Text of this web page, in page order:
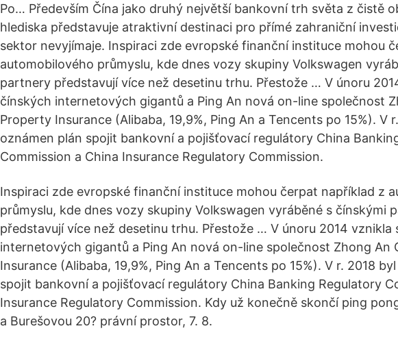
Po… Především Čína jako druhý největší bankovní trh světa z čistě
hlediska představuje atraktivní destinaci pro přímé zahraniční
sektor nevyjímaje. Inspiraci zde evropské finanční instituce mohou
automobilového průmyslu, kde dnes vozy skupiny Volkswagen
partnery představují více než desetinu trhu. Přestože … V únoru
čínských internetových gigantů a Ping An nová on-line společnost
Property Insurance (Alibaba, 19,9%, Ping An a Tencents po 15%). V
oznámen plán spojit bankovní a pojišťovací regulátory China
Commission a China Insurance Regulatory Commission.
Inspiraci zde evropské finanční instituce mohou čerpat například z
průmyslu, kde dnes vozy skupiny Volkswagen vyráběné s čínskými
představují více než desetinu trhu. Přestože … V únoru 2014 vznikla
internetových gigantů a Ping An nová on-line společnost Zhong An
Insurance (Alibaba, 19,9%, Ping An a Tencents po 15%). V r. 2018
spojit bankovní a pojišťovací regulátory China Banking Regulatory
Insurance Regulatory Commission. Kdy už konečně skončí ping
a Burešovou 20? právní prostor, 7. 8.